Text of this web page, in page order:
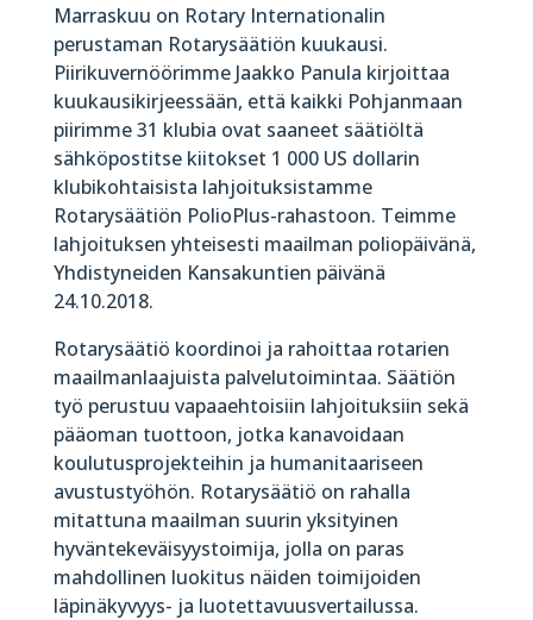
Marraskuu on Rotary Internationalin
perustaman Rotarysäätiön kuukausi.
Piirikuvernöörimme Jaakko Panula kirjoittaa
kuukausikirjeessään, että kaikki Pohjanmaan
piirimme 31 klubia ovat saaneet säätiöltä
sähköpostitse kiitokset 1 000 US dollarin
klubikohtaisista lahjoituksistamme
Rotarysäätiön PolioPlus-rahastoon. Teimme
lahjoituksen yhteisesti maailman poliopäivänä,
Yhdistyneiden Kansakuntien päivänä
24.10.2018.
Rotarysäätiö koordinoi ja rahoittaa rotarien
maailmanlaajuista palvelutoimintaa. Säätiön
työ perustuu vapaaehtoisiin lahjoituksiin sekä
pääoman tuottoon, jotka kanavoidaan
koulutusprojekteihin ja humanitaariseen
avustustyöhön. Rotarysäätiö on rahalla
mitattuna maailman suurin yksityinen
hyväntekeväisyystoimija, jolla on paras
mahdollinen luokitus näiden toimijoiden
läpinäkyvyys- ja luotettavuusvertailussa.